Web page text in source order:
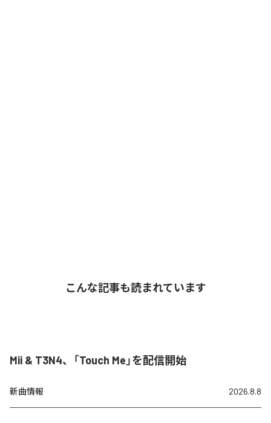
こんな記事も読まれています
Mii & T3N4、「Touch Me」を配信開始
新曲情報 2026.8.8